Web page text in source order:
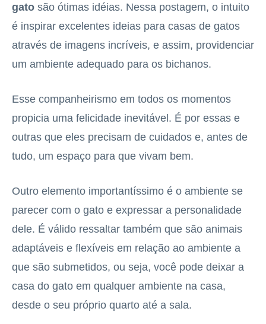
gato são ótimas idéias. Nessa postagem, o intuito
é inspirar excelentes ideias para casas de gatos
através de imagens incríveis, e assim, providenciar
um ambiente adequado para os bichanos.
Esse companheirismo em todos os momentos
propicia uma felicidade inevitável. É por essas e
outras que eles precisam de cuidados e, antes de
tudo, um espaço para que vivam bem.
Outro elemento importantíssimo é o ambiente se
parecer com o gato e expressar a personalidade
dele. É válido ressaltar também que são animais
adaptáveis e flexíveis em relação ao ambiente a
que são submetidos, ou seja, você pode deixar a
casa do gato em qualquer ambiente na casa,
desde o seu próprio quarto até a sala.